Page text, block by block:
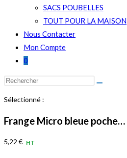
SACS POUBELLES
TOUT POUR LA MAISON
Nous Contacter
Mon Compte
0
Rechercher
ce
site
Sélectionné :
Frange Micro bleue poche…
5,22 € HT